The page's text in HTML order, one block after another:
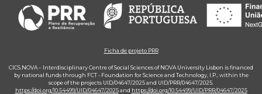
Ficha de projeto PRR
CICS.NOVA – Interdisciplinary Centre of Social Sciences of NOVA University Lisbon is financed
by national funds through FCT - Foundation for Science and Technology, I.P., within the
scope of the projects UID/04647/2025 and UID/PRR/04647/2025.
https://doi.org/10.54499/UID/04647/2025and https://doi.org/10.54499/UID/PRR/04647/2025